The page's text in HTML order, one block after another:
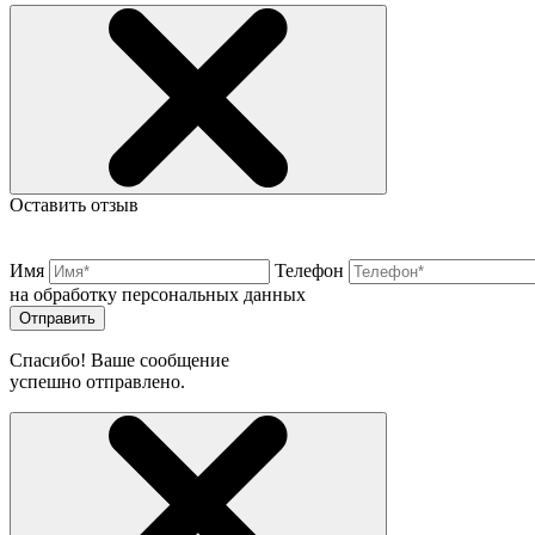
Оставить отзыв
Имя Телефон
на обработку персональных данных
Отправить
Спасибо! Ваше сообщение
успешно отправлено.